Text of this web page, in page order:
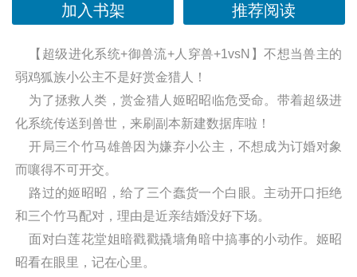
加入书架
推荐阅读
【超级进化系统+御兽流+人穿兽+1vsN】不想当兽主的
弱鸡狐族小公主不是好赏金猎人！
为了拯救人类，赏金猎人姬昭昭临危受命。带着超级进
化系统传送到兽世，来刷副本新建数据库啦！
开局三个竹马雄兽因为嫌弃小公主，不想成为订婚对象
而嚷得不可开交。
路过的姬昭昭，给了三个蠢货一个白眼。主动开口拒绝
和三个竹马配对，理由是近亲结婚没好下场。
面对白莲花堂姐暗戳戳撬墙角暗中搞事的小动作。姬昭
昭看在眼里，记在心里。